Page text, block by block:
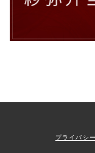
プライバシ